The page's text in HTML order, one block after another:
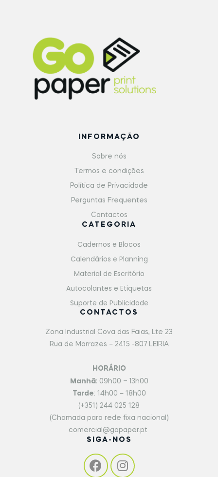
INFORMAÇÃO
Sobre nós
Termos e condições
Política de Privacidade
Perguntas Frequentes
Contactos
CATEGORIA
Cadernos e Blocos
Calendários e Planning
Material de Escritório
Autocolantes e Etiquetas
Suporte de Publicidade
CONTACTOS
Zona Industrial Cova das Faias, Lte 23
Rua de Marrazes – 2415 -807 LEIRIA
HORÁRIO
Manhã: 09h00 – 13h00
Tarde: 14h00 – 18h00
(+351) 244 025 128
(Chamada para rede fixa nacional)
comercial@gopaper.pt
SIGA-NOS